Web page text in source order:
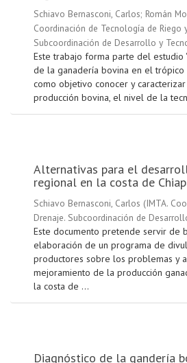
Schiavo Bernasconi, Carlos; Román
Coordinación de Tecnología de Riego
Subcoordinación de Desarrollo y
Este trabajo forma parte del estudio
de la ganadería bovina en el trópico
como objetivo conocer y
producción bovina, el nivel de la
Alternativas para el
regional en la costa de
Schiavo Bernasconi, Carlos (IMTA.
Drenaje. Subcoordinación de
Este documento pretende servir de
elaboración de un programa de
productores sobre los problemas y
mejoramiento de la producción
la costa de ...
Diagnóstico de la gandería